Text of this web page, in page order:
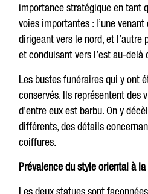
importance stratégique en tant
voies importantes : l’une
dirigeant vers le nord, et l’autre
et conduisant vers l’est au-delà
Les bustes funéraires qui y ont
conservés. Ils représentent des
d’entre eux est barbu. On y
différents, des détails
coiffures.
Prévalence du style oriental à
Les deux statues sont